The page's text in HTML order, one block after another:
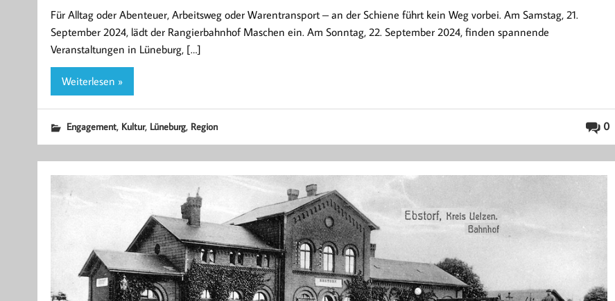
Für Alltag oder Abenteuer, Arbeitsweg oder Warentransport – an der Schiene führt kein Weg vorbei. Am Samstag, 21.
September 2024, lädt der Rangierbahnhof Maschen ein. Am Sonntag, 22. September 2024, finden spannende
Veranstaltungen in Lüneburg, […]
Weiterlesen »
0
Engagement, Kultur, Lüneburg, Region